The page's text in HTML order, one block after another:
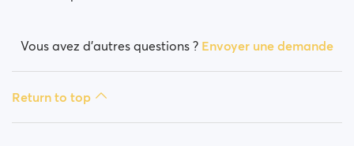
Profils frauduleux
Quelles adhésions sont disponibles? Puis-je acheter
un abonnement d'une semaine / d'un mois?
Vous avez d’autres questions ? Envoyer une demande
Return to top